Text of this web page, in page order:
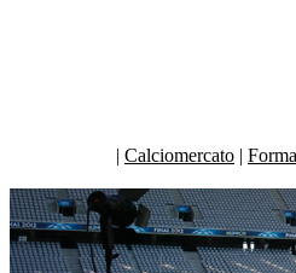
| Calciomercato |